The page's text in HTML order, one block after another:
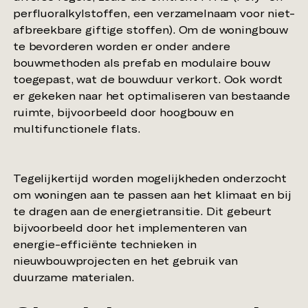
perfluoralkylstoffen, een verzamelnaam voor niet-
afbreekbare giftige stoffen). Om de woningbouw
te bevorderen worden er onder andere
bouwmethoden als prefab en modulaire bouw
toegepast, wat de bouwduur verkort. Ook wordt
er gekeken naar het optimaliseren van bestaande
ruimte, bijvoorbeeld door hoogbouw en
multifunctionele flats.
Tegelijkertijd worden mogelijkheden onderzocht
om woningen aan te passen aan het klimaat en bij
te dragen aan de energietransitie. Dit gebeurt
bijvoorbeeld door het implementeren van
energie-efficiënte technieken in
nieuwbouwprojecten en het gebruik van